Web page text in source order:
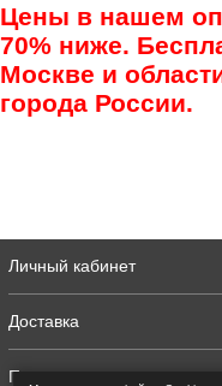
Цены в нашем
70% ниже.
Москве и
города России.
Личный кабинет
Доставка
Полная версия